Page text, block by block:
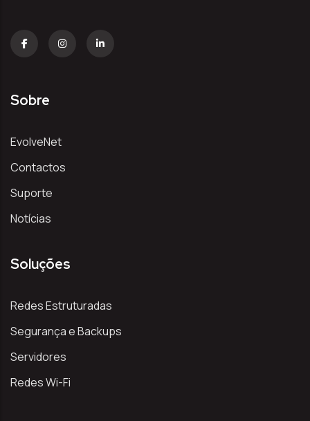
Sobre
EvolveNet
Contactos
Suporte
Notícias
Soluções
Redes Estruturadas
Segurança e Backups
Servidores
Redes Wi-Fi